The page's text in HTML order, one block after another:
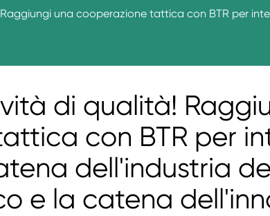
una cooperazione tattica con BTR per
di qualità!
con BTR per
dell'industria
e la catena